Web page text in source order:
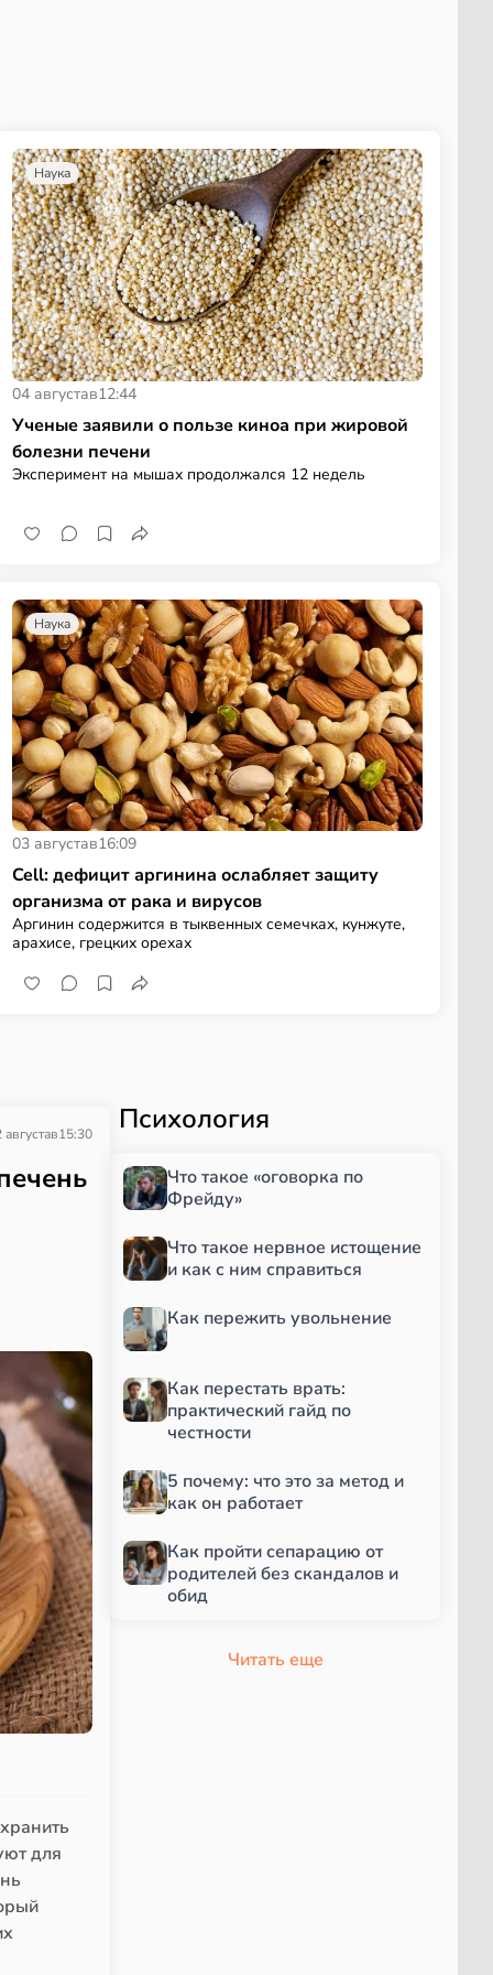
Наука
04 августав12:44
Ученые заявили о пользе киноа при жировой
болезни печени
Эксперимент на мышах продолжался 12 недель
Наука
03 августав16:09
Cell: дефицит аргинина ослабляет защиту
организма от рака и вирусов
Аргинин содержится в тыквенных семечках, кунжуте,
арахисе, грецких орехах
августав15:30
для
Психология
Что такое «оговорка по
Фрейду»
Что такое нервное истощение
и как с ним справиться
Как пережить увольнение
Как перестать врать:
практический гайд по
честности
5 почему: что это за метод и
как он работает
Как пройти сепарацию от
родителей без скандалов и
обид
Читать еще